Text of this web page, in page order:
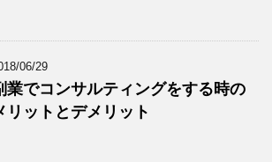
06/29
業でコンサルティングをする時の
リットとデメリット